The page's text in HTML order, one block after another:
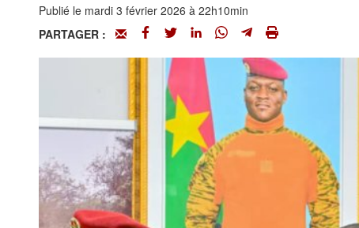
Publié le mardi 3 février 2026 à 22h10min
PARTAGER :